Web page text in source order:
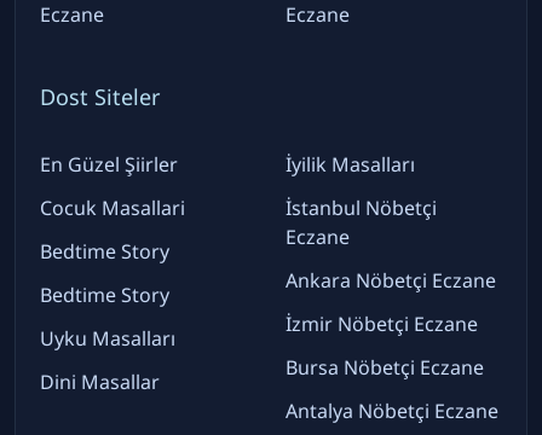
Eczane
Eczane
Dost Siteler
En Güzel Şiirler
Cocuk Masallari
Bedtime Story
Bedtime Story
Uyku Masalları
Dini Masallar
İyilik Masalları
İstanbul Nöbetçi
Eczane
Ankara Nöbetçi Eczane
İzmir Nöbetçi Eczane
Bursa Nöbetçi Eczane
Antalya Nöbetçi Eczane